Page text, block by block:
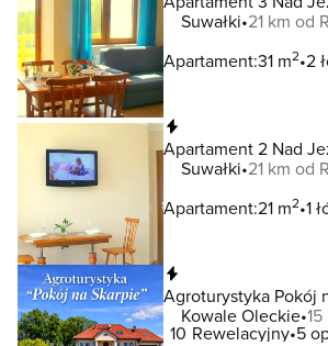
Suwałki 21 km od
Apartament:31 m2 2
Apartament 2 Nad
Suwałki 21 km od
Apartament:21 m2 1
Agroturystyka Pokój
Kowale Oleckie
10 Rewelacyjny 5